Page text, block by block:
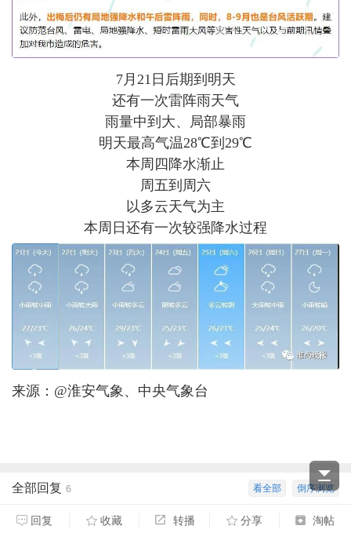
7月21日后期到明天
还有一次雷阵雨天气
雨量中到大、局部暴雨
明天最高气温28℃到29℃
本周四降水渐止
周五到周六
以多云天气为主
本周日还有一次较强降水过程
来源：@淮安气象、中央气象台
倒序浏览
看全部
全部回复 6
回复 收藏 转播 分享 淘帖